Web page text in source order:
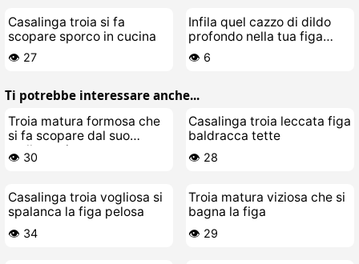
Casalinga troia si fa
scopare sporco in cucina
👁️ 27
Infila quel cazzo di dildo
profondo nella tua figa
bagnata da troia matura
👁️ 6
Ti potrebbe interessare anche...
Troia matura formosa che
si fa scopare dal suo
stallone giovane
👁️ 30
Casalinga troia leccata figa
baldracca tette
👁️ 28
Casalinga troia vogliosa si
spalanca la figa pelosa
👁️ 34
Troia matura viziosa che si
bagna la figa
👁️ 29